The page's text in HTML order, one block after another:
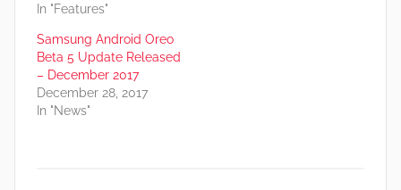
In "Features"
Samsung Android Oreo
Beta 5 Update Released
– December 2017
December 28, 2017
In "News"